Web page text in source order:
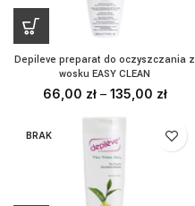
Depileve preparat do oczyszczania z
wosku EASY CLEAN
66,00 zł– 135,00 zł
BRAK